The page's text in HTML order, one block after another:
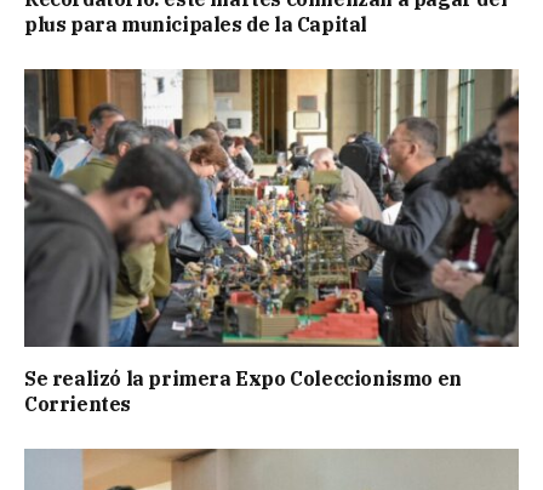
plus para municipales de la Capital
Se realizó la primera Expo Coleccionismo en
Corrientes